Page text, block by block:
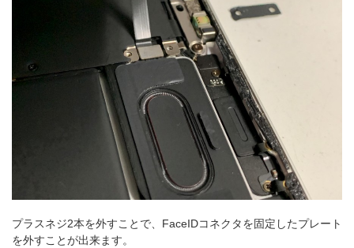
プラスネジ2本を外すことで、FaceIDコネクタを固定したプレート
を外すことが出来ます。